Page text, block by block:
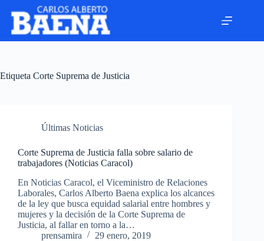
Etiqueta Corte Suprema de Justicia
Últimas Noticias
Corte Suprema de Justicia falla sobre salario de
trabajadores (Noticias Caracol)
En Noticias Caracol, el Viceministro de Relaciones
Laborales, Carlos Alberto Baena explica los alcances
de la ley que busca equidad salarial entre hombres y
mujeres y la decisión de la Corte Suprema de
Justicia, al fallar en torno a la…
prensamira
29 enero, 2019